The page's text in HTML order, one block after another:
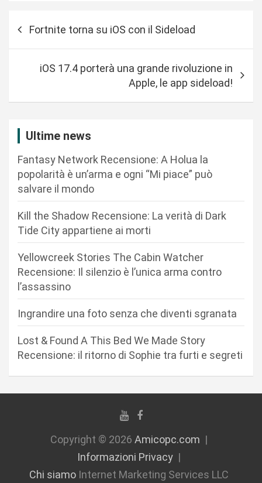
Fortnite torna su iOS con il Sideload
iOS 17.4 porterà una grande rivoluzione in
Apple, le app sideload!
Ultime news
Fantasy Network Recensione: A Holua la
popolarità è un’arma e ogni “Mi piace” può
salvare il mondo
Kill the Shadow Recensione: La verità di Dark
Tide City appartiene ai morti
Yellowcreek Stories The Cabin Watcher
Recensione: Il silenzio è l’unica arma contro
l’assassino
Ingrandire una foto senza che diventi sgranata
Lost & Found A This Bed We Made Story
Recensione: il ritorno di Sophie tra furti e segreti
Copyright © 2026 Amicopc.com
Informazioni Privacy
Chi siamoInternet Marketing Services LLC